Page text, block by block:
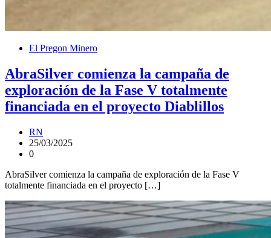
El Pregon Minero
AbraSilver comienza la campaña de
exploración de la Fase V totalmente
financiada en el proyecto Diablillos
RN
25/03/2025
0
AbraSilver comienza la campaña de exploración de la Fase V
totalmente financiada en el proyecto […]